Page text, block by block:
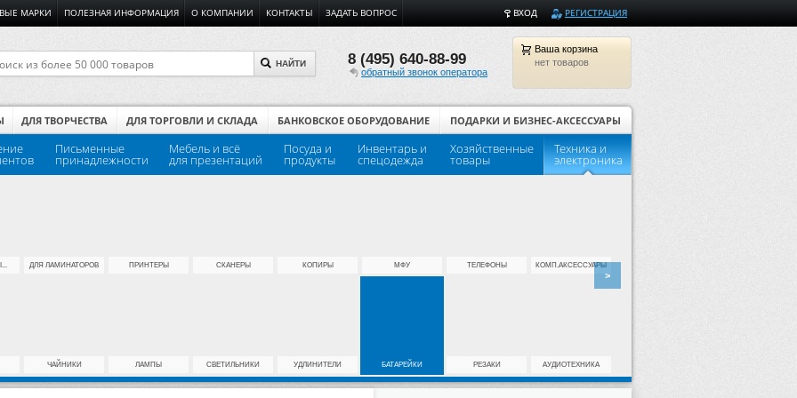
ВХОД РЕГИСТРАЦИЯ
МАРКИ ПОЛЕЗНАЯ ИНФОРМАЦИЯ О КОМПАНИИ КОНТАКТЫ ЗАДАТЬ ВОПРОС
Ваша корзина
нет товаров
8 (495) 640-88-99
обратный звонок оператора
НАЙТИ
ДЛЯ ТВОРЧЕСТВА ДЛЯ ТОРГОВЛИ И СКЛАДА БАНКОВСКОЕ ОБОРУДОВАНИЕ ПОДАРКИ И БИЗНЕС-АКСЕССУАРЫ
Письменные
принадлежности
Мебель и всё
для презентаций
Посуда и
продукты
Инвентарь и
спецодежда
Хозяйственные
товары
Техника и
электроника
ДЛЯ ЛАМИНАТОРОВ ПРИНТЕРЫ СКАНЕРЫ КОПИРЫ МФУ ТЕЛЕФОНЫ КОМП.АКСЕССУАРЫ
ЧАЙНИКИ ЛАМПЫ СВЕТИЛЬНИКИ УДЛИНИТЕЛИ БАТАРЕЙКИ РЕЗАКИ АУДИОТЕХНИКА
>